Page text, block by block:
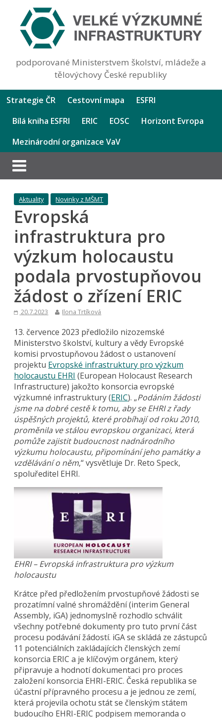
podporované Ministerstvem školství, mládeže a
tělovýchovy České republiky
Strategie ČR Cestovní mapa
ESFRI
Bílá kniha ESFRI
ERIC EOSC
Horizont Evropa
Mezinárodní organizace VaV
Aktuality Novinky z MŠMT
Evropská
infrastruktura pro
výzkum holocaustu
podala prvostupňovou
žádost o zřízení ERIC
20.7.2023 Ilona Trtíková
13. července 2023 předložilo nizozemské
Ministerstvo školství, kultury a vědy Evropské
komisi prvostupňovou žádost o ustanovení
projektu Evropské infrastruktury pro výzkum
holocaustu EHRI (European Holocaust Research
Infrastructure) jakožto konsorcia evropské
výzkumné infrastruktury (ERIC). „Podáním žádosti
jsme na dobré cestě k tomu, aby se EHRI z řady
úspěšných projektů, které probíhají od roku 2010,
proměnila ve stálou evropskou organizaci, která
pomůže zajistit budoucnost nadnárodního
výzkumu holocaustu, připomínání jeho památky a
vzdělávání o něm,“ vysvětluje Dr. Reto Speck,
spoluředitel EHRI.
EHRI – Evropská infrastruktura pro výzkum
holocaustu
Krátce před předložením prvostupňové žádosti se
prozatímní valné shromáždění (interim General
Assembly, iGA) jednomyslně rozhodlo schválit
všechny potřebné dokumenty pro tuto první část
procesu podávání žádostí. iGA se skládá ze zástupců
11 potenciálních zakládajících členských zemí
konsorcia ERIC a je klíčovým orgánem, který
připravuje a hodnotí dokumentaci pro proces
založení konsorcia EHRI-ERIC. Česká republika se
účastní přípravného procesu a je jednou ze zemí,
která projevila ochotu stát se členským státem
budoucího EHRI-ERIC podpisem memoranda o